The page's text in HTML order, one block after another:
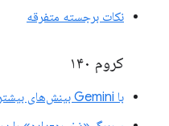
نکات برجسته متفرقه
کروم ۱۴۰
با Gemini بینش‌های بیشتری را اشکال‌زدایی کنید